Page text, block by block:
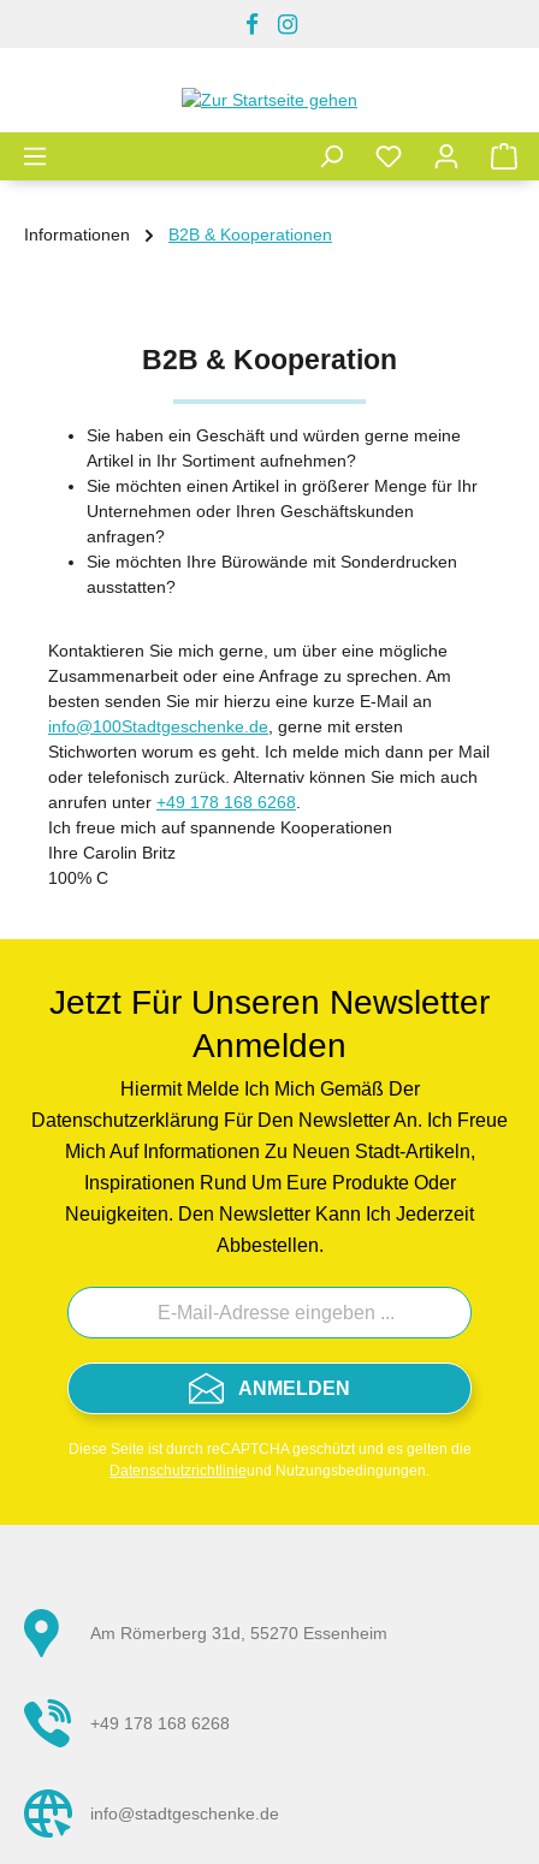
Informationen B2B & Kooperationen
B2B & Kooperation
Sie haben ein Geschäft und würden gerne meine
Artikel in Ihr Sortiment aufnehmen?
Sie möchten einen Artikel in größerer Menge für Ihr
Unternehmen oder Ihren Geschäftskunden
anfragen?
Sie möchten Ihre Bürowände mit Sonderdrucken
ausstatten?
Kontaktieren Sie mich gerne, um über eine mögliche
Zusammenarbeit oder eine Anfrage zu sprechen. Am
besten senden Sie mir hierzu eine kurze E-Mail an
info@100Stadtgeschenke.de , gerne mit ersten
Stichworten worum es geht. Ich melde mich dann per Mail
oder telefonisch zurück. Alternativ können Sie mich auch
anrufen unter +49 178 168 6268
Ich freue mich auf spannende Kooperationen
Ihre Carolin Britz
100% C
Jetzt Für Unseren Newsletter
Anmelden
Hiermit Melde Ich Mich Gemäß Der
Datenschutzerklärung Für Den Newsletter An. Ich Freue
Mich Auf Informationen Zu Neuen Stadt-Artikeln,
Inspirationen Rund Um Eure Produkte Oder
Neuigkeiten. Den Newsletter Kann Ich Jederzeit
Abbestellen.
ANMELDEN
Diese Seite ist durch reCAPTCHA geschützt und es gelten die
Datenschutzrichtlinieund Nutzungsbedingungen.
Am Römerberg 31d, 55270 Essenheim
+49 178 168 6268
info@stadtgeschenke.de